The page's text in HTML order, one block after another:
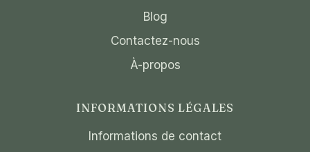
Blog
Contactez-nous
À-propos
INFORMATIONS LÉGALES
Informations de contact